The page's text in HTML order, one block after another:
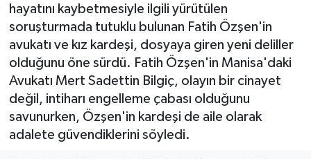
hayatını kaybetmesiyle ilgili yürütülen
soruşturmada tutuklu bulunan Fatih Özşen'in
avukatı ve kız kardeşi, dosyaya giren yeni deliller
olduğunu öne sürdü. Fatih Özşen'in Manisa'daki
Avukatı Mert Sadettin Bilgiç, olayın bir cinayet
değil, intiharı engelleme çabası olduğunu
savunurken, Özşen'in kardeşi de aile olarak
adalete güvendiklerini söyledi.
Canlı Maç
ÇEVRE
Dış Haberler
Dünya